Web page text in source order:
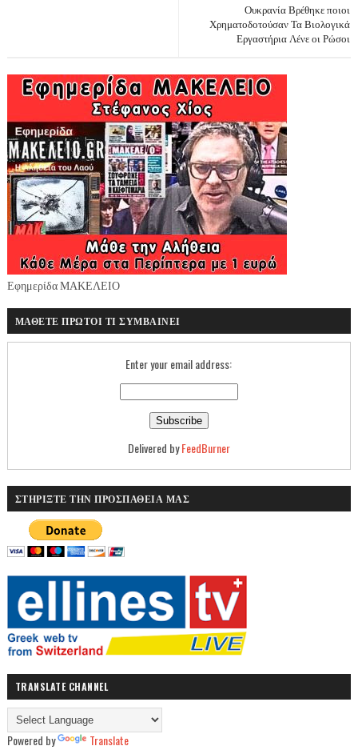
Ουκρανία Βρέθηκε ποιοι
Χρηματοδοτούσαν Τα Βιολογικά
Εργαστήρια Λένε οι Ρώσοι
Εφημερίδα ΜΑΚΕΛΕΙΟ
ΜΑΘΕΤΕ ΠΡΩΤΟΙ ΤΙ ΣΥΜΒΑΙΝΕΙ
Enter your email address:
Delivered byFeedBurner
ΣΤΗΡΙΞΤΕ ΤΗΝ ΠΡΟΣΠΑΘΕΙΑ ΜΑΣ
TRANSLATE CHANNEL
Powered by Translate